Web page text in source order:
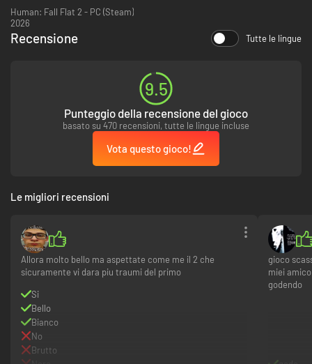
Ogni livello offre un nuovo ambiente da esplorare, da ville, castelli, e
avventure azteche, a montagne innevate, misteriosi paesaggi notturni e
Più umani, più confusione
Serve una mano per spingere quel masso sulla catapulta o buttare giù
quel muro? Trasforma la tua partita a Human Fall Flat con fino a 8
giocatori in multigiocatore online.
Una tela bianca
Human: Fall Flat 2 - PC (Steam)
2026
Recensione Tutte le lingue
9.5
Punteggio della recensione del gioco
basato su 470 recensioni, tutte le lingue incluse
Vota questo gioco!
Le migliori recensioni
Allora molto bello ma aspettate come me il 2 che
sicuramente vi dara piu traumi del primo
Si
Bello
Bianco
No
Brutto
gioco
miei
godendo